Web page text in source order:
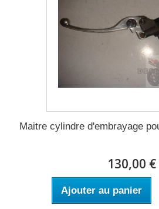
Maitre cylindre d'embrayage
130,00 €
Ajouter au panier